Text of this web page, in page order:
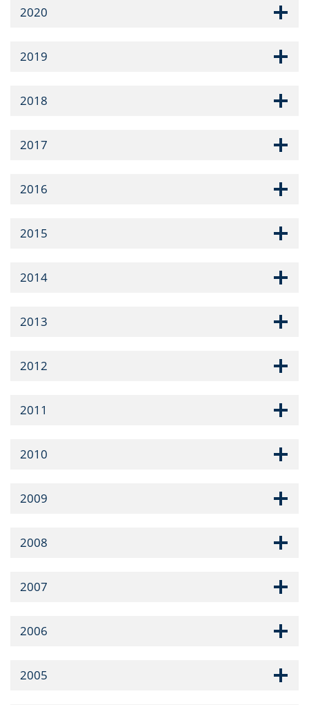
2020
2019
2018
2017
2016
2015
2014
2013
2012
2011
2010
2009
2008
2007
2006
2005